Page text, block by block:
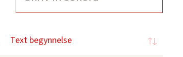
Text begynnelse